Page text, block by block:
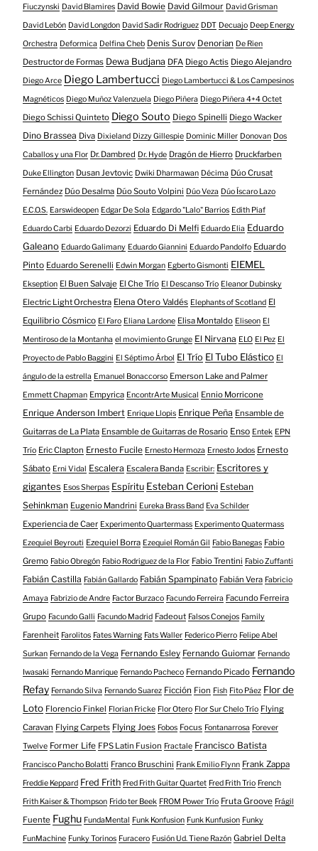
Fiuczynski David Blamires David Bowie David Gilmour David Grisman
David Lebón David Longdon David Sadir Rodriguez DDT Decuajo Deep Energy
Orchestra Deformica Delfina Cheb Denis Surov Denorian De Rien
Destructor de Formas Dewa Budjana DFA Diego Actis Diego Alejandro
Diego Arce Diego Lambertucci Diego Lambertucci & Los Campesinos
Magnéticos Diego Muñoz Valenzuela Diego Piñera Diego Piñera 4+4 Octet
Diego Schissi Quinteto Diego Souto Diego Spinelli Diego Wacker
Dino Brassea Diva Dixieland Dizzy Gillespie Dominic Miller Donovan Dos
Caballos y una Flor Dr. Dambred Dr. Hyde Dragón de Hierro Druckfarben
Duke Ellington Dusan Jevtovic Dwiki Dharmawan Décima Dúo Crusat
Fernández Dúo Desalma Dúo Souto Volpini Dúo Veza Dúo Íscaro Lazo
E.C.O.S. Earswideopen Edgar De Sola Edgardo "Lalo" Barrios Edith Piaf
Eduardo Carbi Eduardo Dezorzi Eduardo Di Melfi Eduardo Elia Eduardo
Galeano Eduardo Galimany Eduardo Giannini Eduardo Pandolfo Eduardo
Pinto Eduardo Serenelli Edwin Morgan Egberto Gismonti EIEMEL
Ekseption El Buen Salvaje El Che Trío El Descanso Trío Eleanor Dubinsky
Electric Light Orchestra Elena Otero Valdés Elephants of Scotland El
Equilibrio Cósmico El Faro Eliana Lardone Elisa Montaldo Eliseon El
Mentiroso de la Montanha el movimiento Grunge El Nirvana ELO El Pez El
Proyecto de Pablo Baggini El Séptimo Árbol El Trío El Tubo Elástico El
ángulo de la estrella Emanuel Bonaccorso Emerson Lake and Palmer
Emmett Chapman Empyrica EncontrArte Musical Ennio Morricone
Enrique Anderson Imbert Enrique Llopis Enrique Peña Ensamble de
Guitarras de La Plata Ensamble de Guitarras de Rosario Enso Entek EPN
Trío Eric Clapton Ernesto Fucile Ernesto Hermoza Ernesto Jodos Ernesto
Sábato Erni Vidal Escalera Escalera Banda Escribir: Escritores y
gigantes Esos Sherpas Espíritu Esteban Cerioni Esteban
Sehinkman Eugenio Mandrini Eureka Brass Band Eva Schilder
Experiencia de Caer Experimento Quartermass Experimento Quatermass
Ezequiel Beyrouti Ezequiel Borra Ezequiel Román Gil Fabio Banegas Fabio
Gremo Fabio Obregón Fabio Rodriguez de la Flor Fabio Trentini Fabio Zuffanti
Fabián Castilla Fabián Gallardo Fabián Spampinato Fabián Vera Fabricio
Amaya Fabrizio de Andre Factor Burzaco Facundo Ferreira Facundo Ferreira
Grupo Facundo Galli Facundo Madrid Fadeout Falsos Conejos Family
Farenheit Farolitos Fates Warning Fats Waller Federico Pierro Felipe Abel
Surkan Fernando de la Vega Fernando Esley Fernando Guiomar Fernando
Iwasaki Fernando Manrique Fernando Pacheco Fernando Picado Fernando
Refay Fernando Silva Fernando Suarez Ficción Fion Fish Fito Páez Flor de
Loto Florencio Finkel Florian Fricke Flor Otero Flor Sur Chelo Trío Flying
Caravan Flying Carpets Flying Joes Fobos Focus Fontanarrosa Forever
Twelve Former Life FPS Latin Fusion Fractale Francisco Batista
Francisco Pancho Bolatti Franco Bruschini Frank Emilio Flynn Frank Zappa
Freddie Keppard Fred Frith Fred Frith Guitar Quartet Fred Frith Trio French
Frith Kaiser & Thompson Frido ter Beek FROM Power Trío Fruta Groove Frágil
Fuente Fughu FundaMental Funk Konfusion Funk Kunfusion Funky
FunMachine Funky Torinos Furacero Fusión Ud. Tiene Razón Gabriel Delta